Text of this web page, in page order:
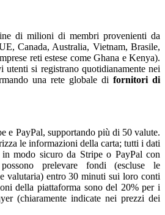
di milioni di membri provenienti da
Canada, Australia, Vietnam, Brasile,
reti estese come Ghana e Kenya).
si registrano quotidianamente nei
una rete globale di fornitori di
e PayPal, supportando più di 50 valute.
le informazioni della carta; tutti i dati
modo sicuro da Stripe o PayPal con
prelevare fondi (escluse le
valutaria) entro 30 minuti sui loro conti
della piattaforma sono del 20% per i
(chiaramente indicate nei prezzi dei